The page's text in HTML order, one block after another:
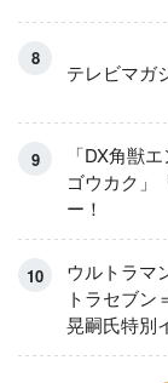
テレビマガ
「DX角獣
ゴウカク」
ー！
ウルトラマ
トラセブン
晃嗣氏特別